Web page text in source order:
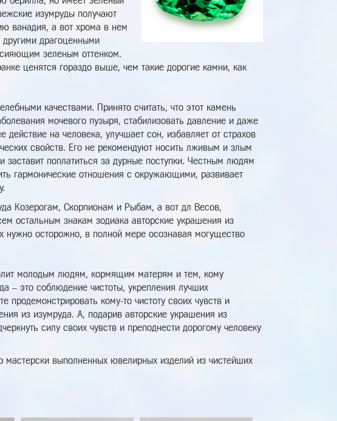
изумруды получают
ванадия, а вот хрома в нем
другими драгоценными
зеленым оттенком.
ценятся гораздо выше, чем такие дорогие камни, как
качествами. Принято считать, что этот камень
мочевого пузыря, стабилизовать давление и даже
на человека, улучшает сон, избавляет от страхов
свойств. Его не рекомендуют носить лживым и злым
поплатиться за дурные поступки. Честным людям
гармонические отношения с окружающими, развивает
Козерогам, Скорпионам и Рыбам, а вот дл Весов,
остальным знакам зодиака авторские украшения из
нужно осторожно, в полной мере осознавая могущество
молодым людям, кормящим матерям и тем, кому
– это соблюдение чистоты, укрепления лучших
продемонстрировать кому-то чистоту своих чувств и
из изумруда. А, подарив авторские украшения из
силу своих чувств и преподнести дорогому человеку
выполненных ювелирных изделий из чистейших